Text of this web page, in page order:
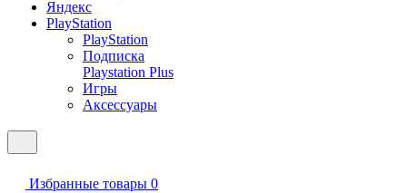
Яндекс
PlayStation
PlayStation
Подписка
Playstation Plus
Игры
Аксессуары
Избранные товары 0